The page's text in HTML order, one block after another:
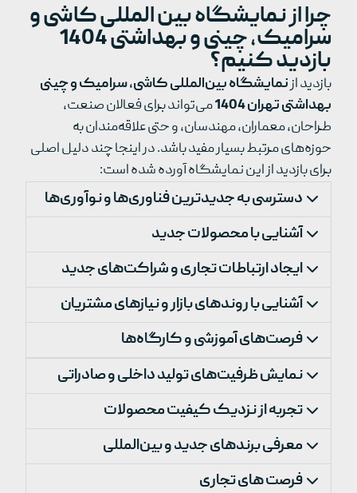
چرا از نمایشگاه بین المللی کاشی و
سرامیک، چینی و بهداشتی 1404
بازدید کنیم؟
بازدید ازنمایشگاه بین‌المللی کاشی، سرامیک و چینی
بهداشتی تهران 1404
می‌تواند برای فعالان صنعت،
طراحان، معماران، مهندسان، و حتی علاقه‌مندان به
حوزه‌های مرتبط بسیار مفید باشد. در اینجا چند دلیل اصلی
برای بازدید از این نمایشگاه آورده شده است:
دسترسی به جدیدترین فناوری‌ها و نوآوری‌ها
آشنایی با محصولات جدید
ایجاد ارتباطات تجاری و شراکت‌های جدید
آشنایی با روندهای بازار و نیازهای مشتریان
فرصت‌های آموزشی و کارگاه‌ها
نمایش ظرفیت‌های تولید داخلی و صادراتی
تجربه از نزدیک کیفیت محصولات
معرفی برندهای جدید و بین‌المللی
فرصت های تجاری